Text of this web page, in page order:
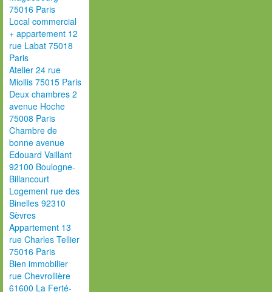
75016 Paris
Local commercial
+ appartement 12
rue Labat 75018
Paris
Atelier 24 rue
Miollis 75015 Paris
Deux chambres 2
avenue Hoche
75008 Paris
Chambre de
bonne avenue
Edouard Vaillant
92100 Boulogne-
Billancourt
Logement rue des
Binelles 92310
Sèvres
Appartement 13
rue Charles Tellier
75016 Paris
Bien immobilier
rue Chevrollière
61600 La Ferté-